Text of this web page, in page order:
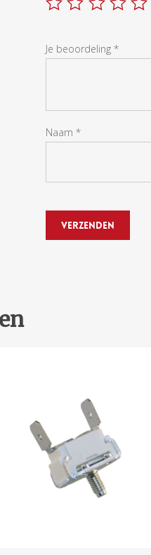
Je beoordeling *
Naam *